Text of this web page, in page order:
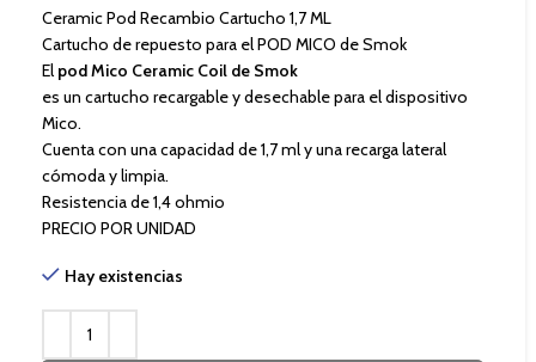
Ceramic Pod Recambio Cartucho 1,7 ML
Cartucho de repuesto para el POD MICO de Smok
El pod Mico Ceramic Coil de Smok
es un cartucho recargable y desechable para el dispositivo
Mico.
Cuenta con una capacidad de 1,7 ml y una recarga lateral
cómoda y limpia.
Resistencia de 1,4 ohmio
PRECIO POR UNIDAD
Hay existencias